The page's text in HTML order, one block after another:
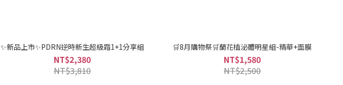
✨新品上市✨PDRN逆時新生超級霜1+1分享組
NT$2,380
NT$3,810
🛒8月購物祭🛒蘭花植泌體明星組-精華+面膜
NT$1,580
NT$2,500